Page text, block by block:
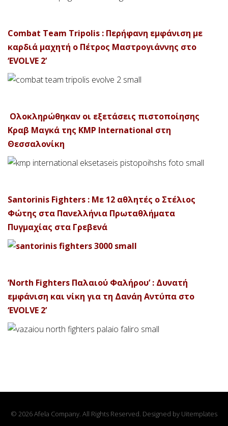
Combat Team Tripolis : Περήφανη εμφάνιση με
καρδιά μαχητή ο Πέτρος Μαστρογιάννης στο
‘EVOLVE 2’
Ολοκληρώθηκαν οι εξετάσεις πιστοποίησης
Κραβ Μαγκά της KMP International στη
Θεσσαλονίκη
Santorinis Fighters : Με 12 αθλητές ο Στέλιος
Φώτης στα Πανελλήνια Πρωταθλήματα
Πυγμαχίας στα Γρεβενά
‘North Fighters Παλαιού Φαλήρου’ : Δυνατή
εμφάνιση και νίκη για τη Δανάη Αντύπα στο
‘EVOLVE 2’
© 2026 Afela Company. All Rights Reserved. Designed by Uitemplates